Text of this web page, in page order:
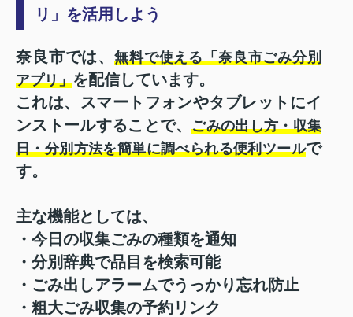
リ」を活用しよう
奈良市では、無料で使える「奈良市ごみ分別
アプリ」を配信しています。
これは、スマートフォンやタブレットにイ
ンストールすることで、ごみの出し方・収集
日・分別方法を簡単に調べられる便利ツールで
す。
主な機能としては、
・今日の収集ごみの種類を通知
・分別辞典で品目を検索可能
・ごみ出しアラームでうっかり忘れ防止
・粗大ごみ収集の予約リンク